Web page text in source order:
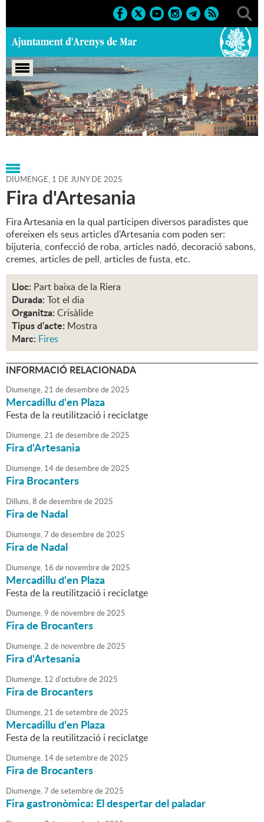
Portada > Agenda > 01-06-
2025 > Marcs > Culturals > 2025 > Fires
DIUMENGE, 1 DE JUNY DE 2025
Fira d'Artesania
Fira Artesania en la qual participen diversos paradistes que
ofereixen els seus articles d'Artesania com poden ser:
bijuteria, confecció de roba, articles nadó, decoració sabons,
cremes, articles de pell, articles de fusta, etc.
Lloc: Part baixa de la Riera
Durada: Tot el dia
Organitza: Crisàlide
Tipus d'acte: Mostra
Marc: Fires
INFORMACIÓ RELACIONADA
Diumenge,21 dedesembrede2025
Mercadillu d'en Plaza
Festa de la reutilització i reciclatge
Diumenge,21 dedesembrede2025
Fira d'Artesania
Diumenge, 14dedesembrede2025
Fira Brocanters
Dilluns,8 dedesembrede2025
Fira de Nadal
Diumenge,7 dedesembrede2025
Fira de Nadal
Diumenge, 16 de novembrede2025
Mercadillu d'en Plaza
Festa de la reutilització i reciclatge
Diumenge,9 de novembrede2025
Fira de Brocanters
Diumenge,2 de novembrede2025
Fira d'Artesania
Diumenge, 12 d'octubrede2025
Fira de Brocanters
Diumenge,21 desetembrede2025
Mercadillu d'en Plaza
Festa de la reutilització i reciclatge
Diumenge, 14desetembrede2025
Fira de Brocanters
Diumenge,7 desetembrede2025
Fira gastronòmica: El despertar del paladar